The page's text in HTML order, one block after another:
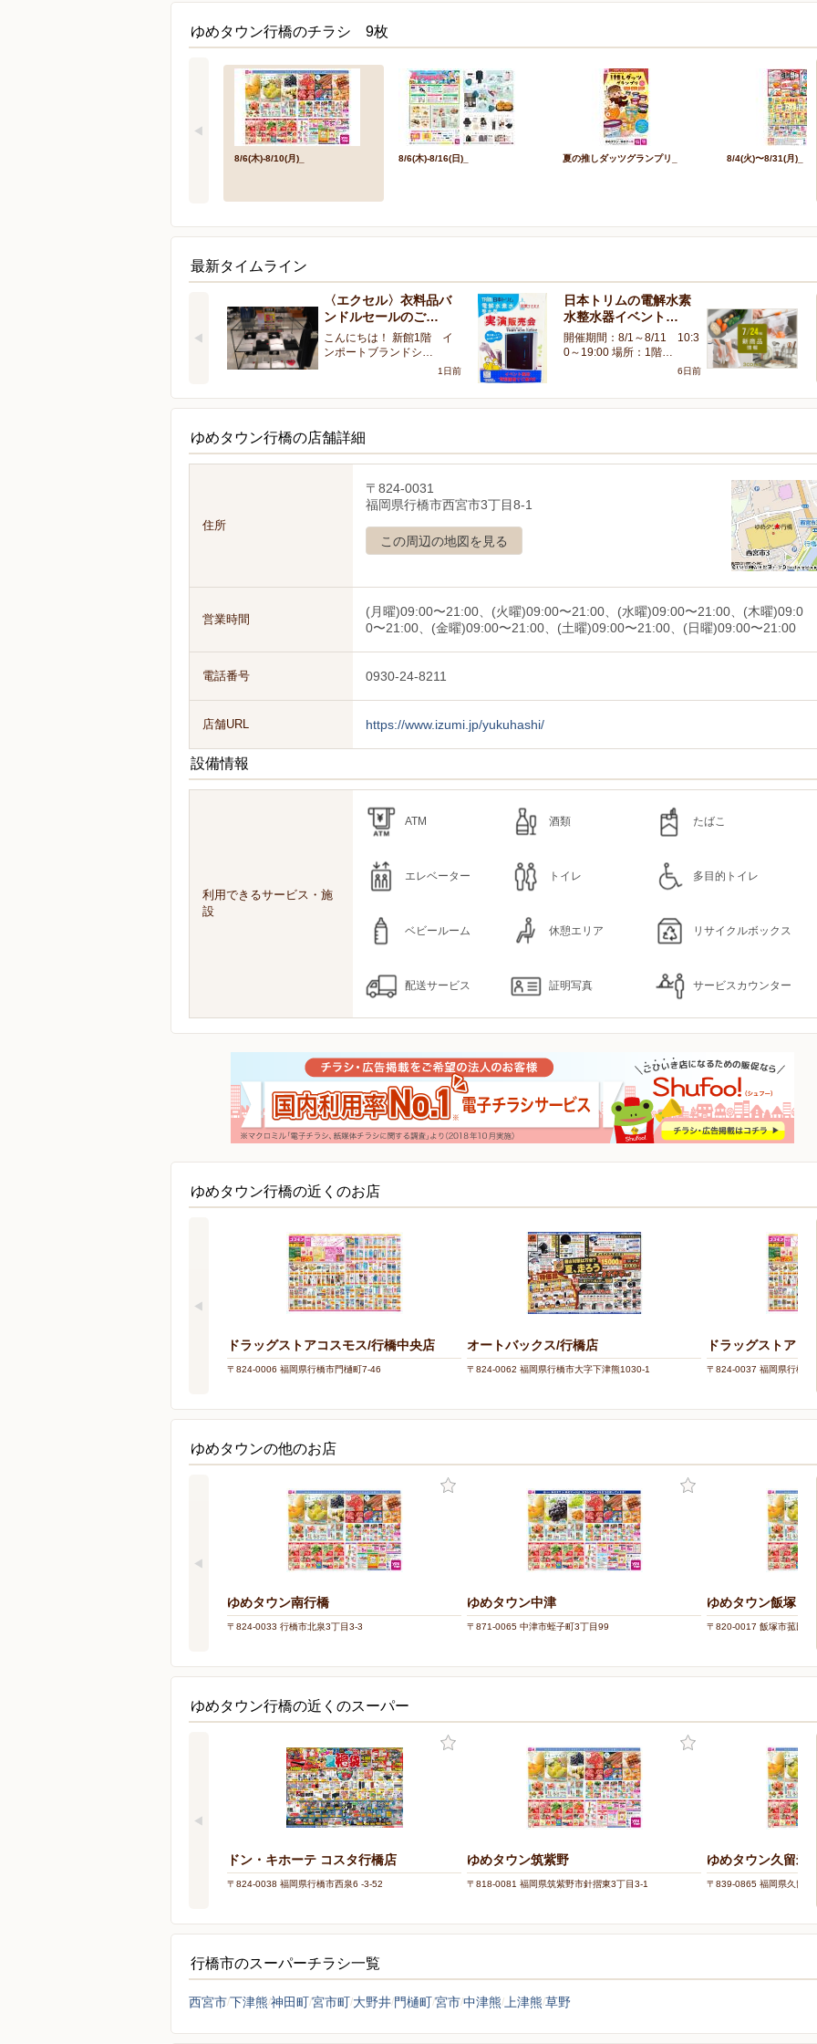
ゆめタウン行橋のチラシ 9枚
8/6(木)-8/10(月)_ 8/6(木)-8/16(日)_ 夏の推しダッツグランプリ_ 8/4(火)〜8/31(月)_
最新タイムライン
〈エクセル〉衣料品バ
ンドルセールのご…
こんにちは！ 新館1階 イ
ンポートブランドシ…
1日前
日本トリムの電解水素
水整水器イベント…
開催期間：8/1～8/11 10:3
0～19:00 場所：1階…
6日前
ゆめタウン行橋の店舗詳細
住所
〒824-0031
福岡県行橋市西宮市3丁目8-1
この周辺の地図を見る
営業時間
(月曜)09:00〜21:00、(火曜)09:00〜21:00、(水曜)09:00〜21:00、(木曜)09:0
0〜21:00、(金曜)09:00〜21:00、(土曜)09:00〜21:00、(日曜)09:00〜21:00
電話番号 0930-24-8211
店舗URL https://www.izumi.jp/yukuhashi/
設備情報
利用できるサービス・施
設
ATM 酒類 たばこ
エレベーター トイレ 多目的トイレ
ベビールーム 休憩エリア リサイクルボックス
配送サービス 証明写真 サービスカウンター
ゆめタウン行橋の近くのお店
ドラッグストアコスモス/行橋中央店
〒824-0006 福岡県行橋市門樋町7-46
オートバックス/行橋店
〒824-0062 福岡県行橋市大字下津熊1030-1
ドラッグストアコ
〒824-0037 福岡県行橋市
ゆめタウンの他のお店
ゆめタウン南行橋
〒824-0033 行橋市北泉3丁目3-3
ゆめタウン中津
〒871-0065 中津市蛭子町3丁目99
ゆめタウン飯塚
〒820-0017 飯塚市菰田西
ゆめタウン行橋の近くのスーパー
ドン・キホーテ コスタ行橋店
〒824-0038 福岡県行橋市西泉6 -3-52
ゆめタウン筑紫野
〒818-0081 福岡県筑紫野市針摺東3丁目3-1
ゆめタウン久留米
〒839-0865 福岡県久留米
行橋市のスーパーチラシ一覧
西宮市下津熊 神田町宮市町 大野井 門樋町宮市中津熊 上津熊 草野